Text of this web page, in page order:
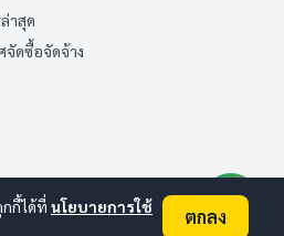
าสุด
จัดซื้อจัดจ้าง
กี้ได้ที่ นโยบายการใช้
ตกลง